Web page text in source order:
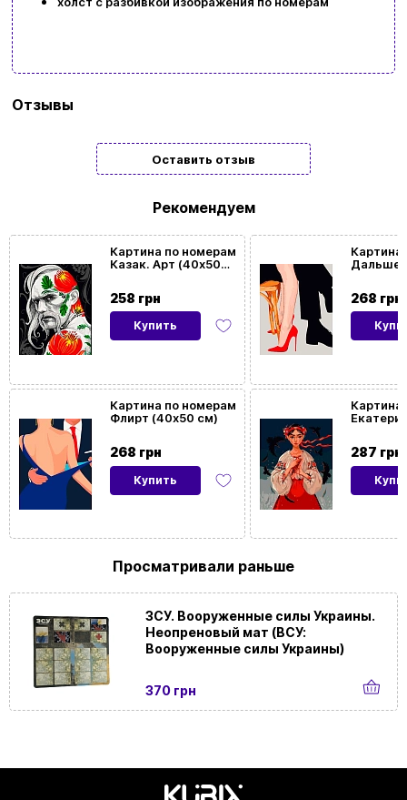
Размер
картины
40x50
Ориентация
картины
Вертикальная
подрамнике
Да
Отзывы
Оставить отзыв
Рекомендуем
258 грн
Картина по номерам
Казак. Арт (40х50
Купить
268 грн
Картина по номерам
Флирт (40х50 см)
Купить
268 грн
Картина
Дальше
287 грн
Картина
Просматривали раньше
ЗСУ. Вооруженные силы Украины.
Неопреновый мат (ВСУ:
Вооруженные силы Украины)
370 грн